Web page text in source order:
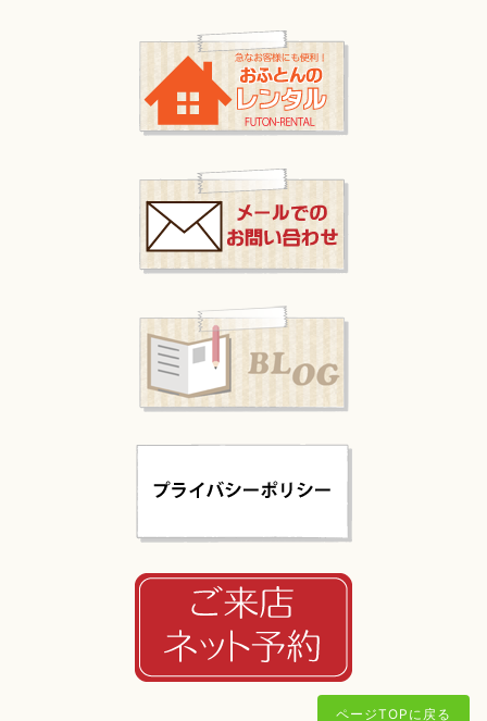
ページTOPに戻る